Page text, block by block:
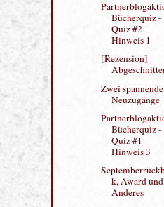
[Rezension
Quiz #2
Hinweis 1
[Rezension]
Abgeschnitten
Zwei spannende
Neuzugänge
Quiz #1
Hinweis 3